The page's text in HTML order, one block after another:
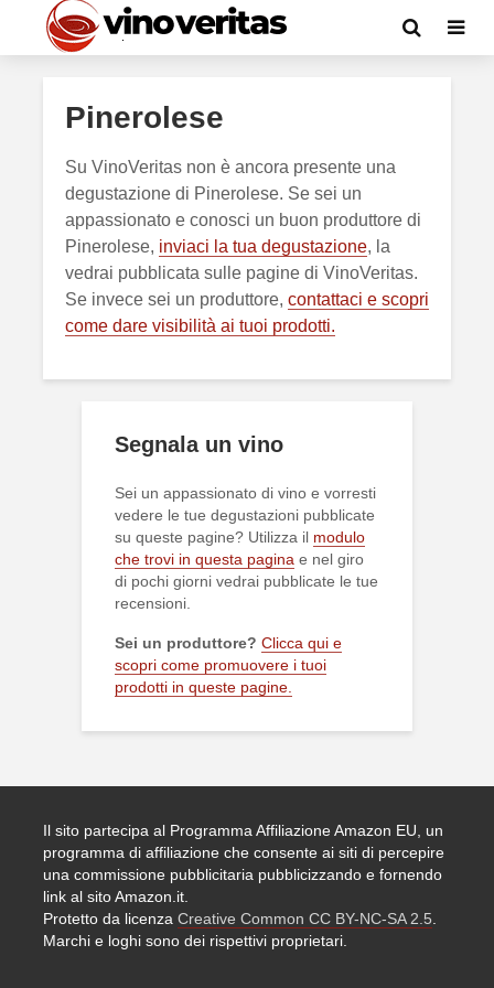
Pinerolese
Su VinoVeritas non è ancora presente una
degustazione di Pinerolese. Se sei un
appassionato e conosci un buon produttore di
Pinerolese, inviaci la tua degustazione, la
vedrai pubblicata sulle pagine di VinoVeritas.
Se invece sei un produttore, contattaci e scopri
come dare visibilità ai tuoi prodotti.
Segnala un vino
Sei un appassionato di vino e vorresti
vedere le tue degustazioni pubblicate
su queste pagine? Utilizza il modulo
che trovi in questa pagina e nel giro
di pochi giorni vedrai pubblicate le tue
recensioni.
Sei un produttore? Clicca qui e
scopri come promuovere i tuoi
prodotti in queste pagine.
Il sito partecipa al Programma Affiliazione Amazon EU, un
programma di affiliazione che consente ai siti di percepire
una commissione pubblicitaria pubblicizzando e fornendo
link al sito Amazon.it.
Protetto da licenza Creative Common CC BY-NC-SA 2.5
Marchi e loghi sono dei rispettivi proprietari.